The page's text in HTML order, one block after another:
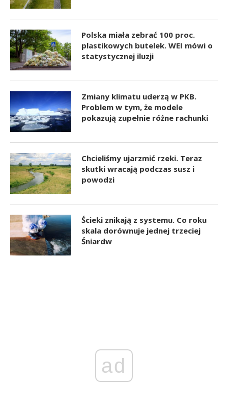
Polska miała zebrać 100 proc.
plastikowych butelek. WEI mówi o
statystycznej iluzji
Zmiany klimatu uderzą w PKB.
Problem w tym, że modele
pokazują zupełnie różne rachunki
Chcieliśmy ujarzmić rzeki. Teraz
skutki wracają podczas susz i
powodzi
Ścieki znikają z systemu. Co roku
skala dorównuje jednej trzeciej
Śniardw
ad